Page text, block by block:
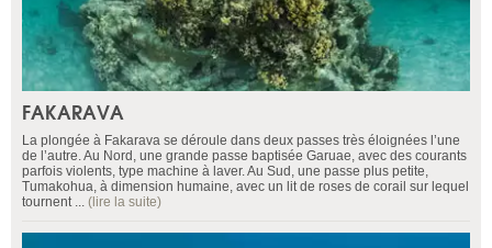
FAKARAVA
La plongée à Fakarava se déroule dans deux passes très éloignées l’une
de l’autre. Au Nord, une grande passe baptisée Garuae, avec des courants
parfois violents, type machine à laver. Au Sud, une passe plus petite,
Tumakohua, à dimension humaine, avec un lit de roses de corail sur lequel
tournent ... (lire la suite)